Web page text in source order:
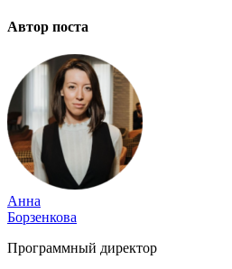
Автор поста
Анна
Борзенкова
Программный директор